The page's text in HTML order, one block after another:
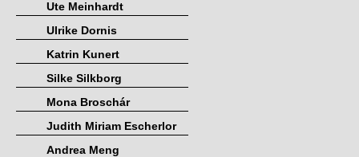
Ute Meinhardt
Ulrike Dornis
Katrin Kunert
Silke Silkborg
Mona Broschár
Judith Miriam Escherlor
Andrea Meng